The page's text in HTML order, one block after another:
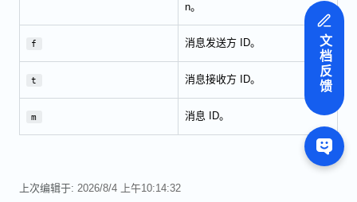
n。
f 消息发送方 ID。
t 消息接收方 ID。
m 消息 ID。
上次编辑于: 2026/8/4 上午10:14:32
文档反馈